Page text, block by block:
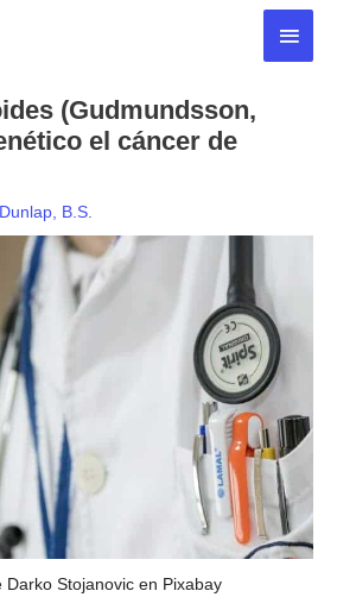
(Gudmundsson,
el cáncer de
B.S.
Darko Stojanovic en Pixabay